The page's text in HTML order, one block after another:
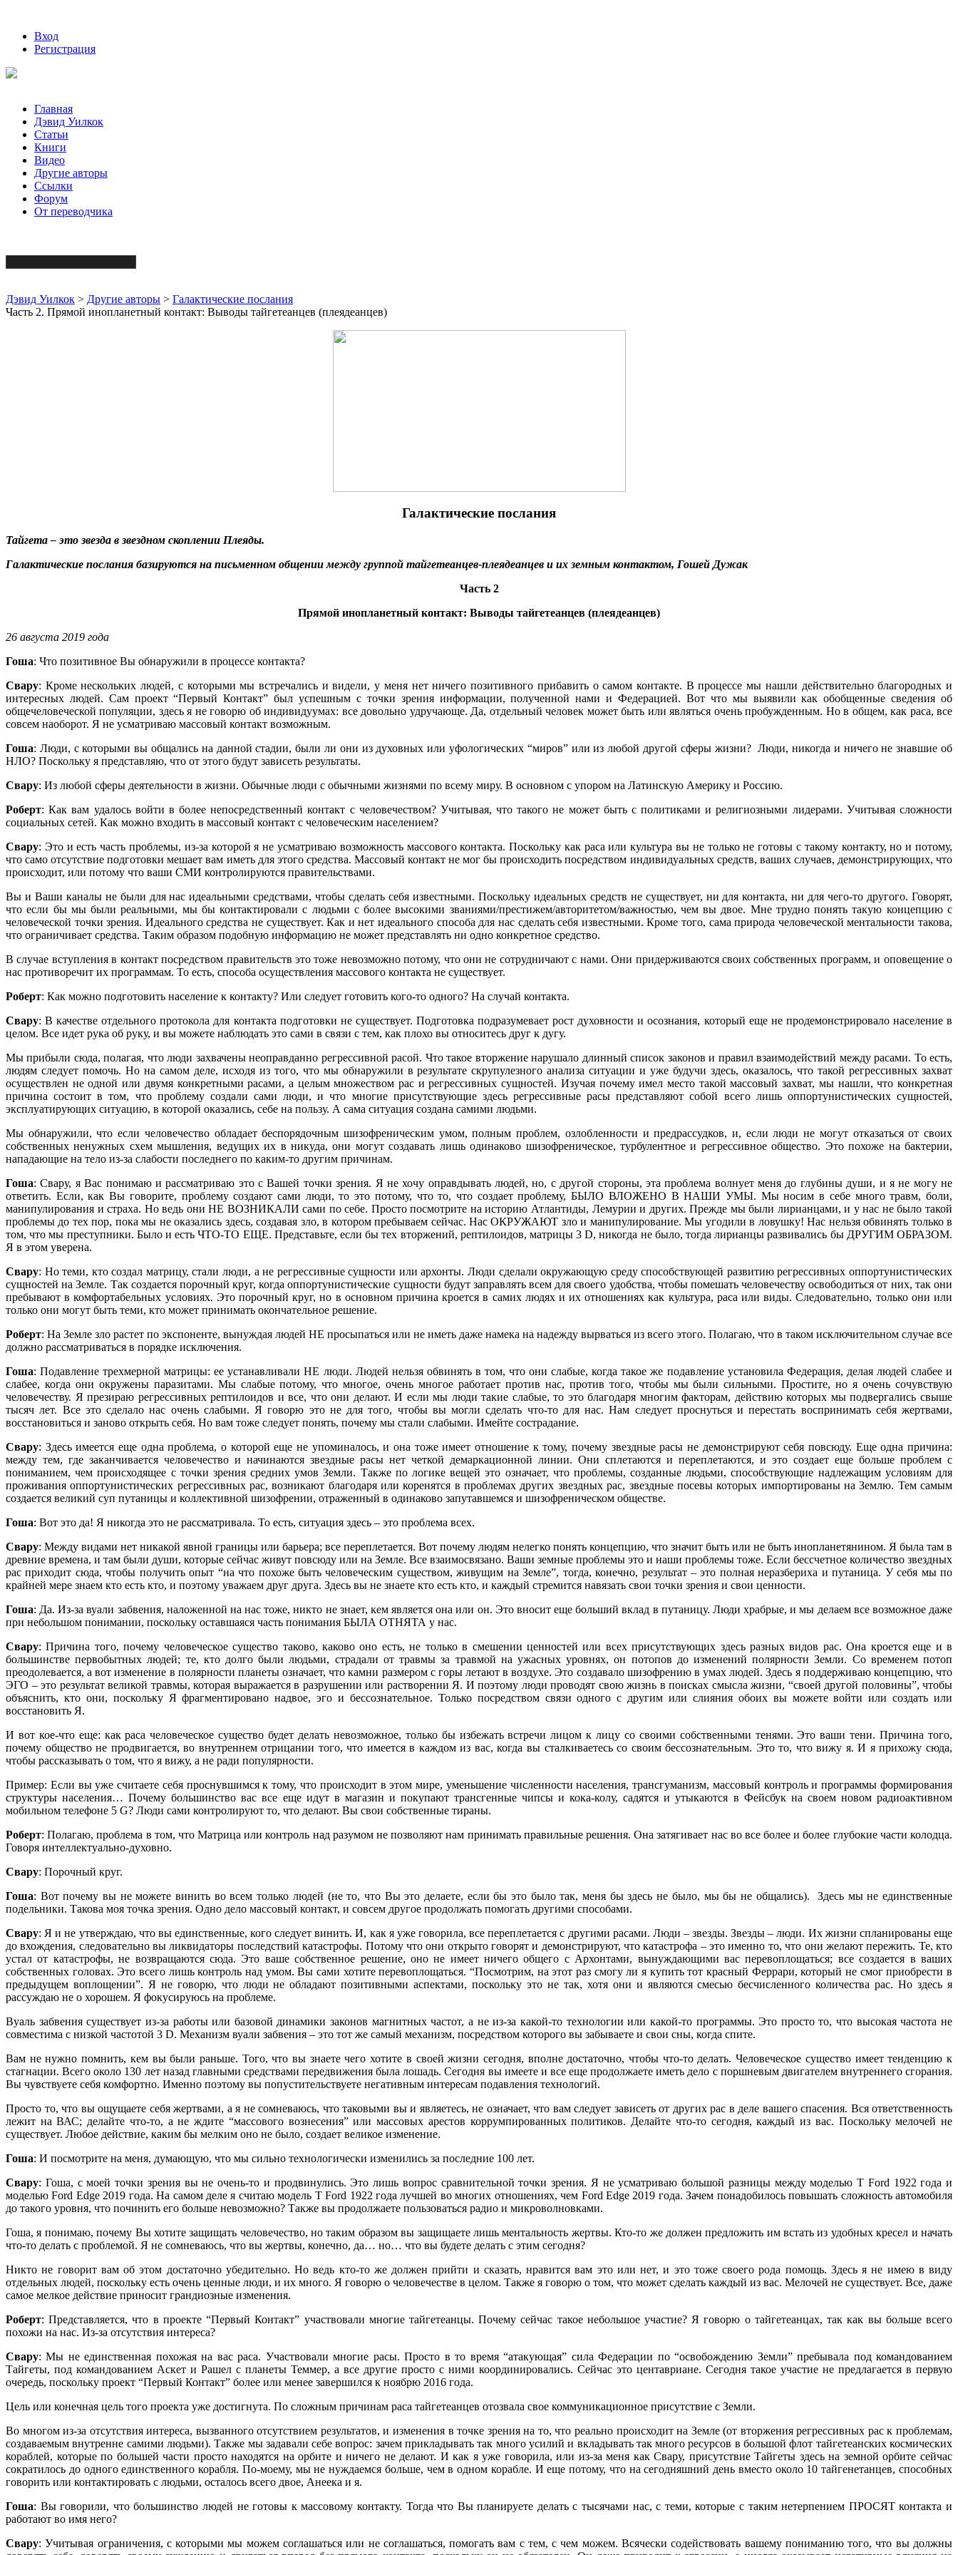
Вход
Регистрация
Главная
Дэвид Уилкок
Статьи
Книги
Видео
Другие авторы
Ссылки
Форум
От переводчика
Дэвид Уилкок > Другие авторы > Галактические послания
Часть 2. Прямой инопланетный контакт: Выводы тайгетеанцев (плеядеанцев)
Галактические послания
Тайгета – это звезда в звездном скоплении Плеяды.
Галактические послания базируются на письменном общении между группой тайгетеанцев-плеядеанцев и их земным контактом, Гошей Дужак
Часть 2
Прямой инопланетный контакт: Выводы тайгетеанцев (плеядеанцев)
26 августа 2019 года
Гоша: Что позитивное Вы обнаружили в процессе контакта?
Свару: Кроме нескольких людей, с которыми мы встречались и видели, у меня нет ничего позитивного прибавить о самом контакте. В процессе мы нашли действительно благородных и
интересных людей. Сам проект “Первый Контакт” был успешным с точки зрения информации, полученной нами и Федерацией. Вот что мы выявили как обобщенные сведения об
общечеловеческой популяции, здесь я не говорю об индивидуумах: все довольно удручающе. Да, отдельный человек может быть или являться очень пробужденным. Но в общем, как раса, все
совсем наоборот. Я не усматриваю массовый контакт возможным.
Гоша: Люди, с которыми вы общались на данной стадии, были ли они из духовных или уфологических “миров” или из любой другой сферы жизни? Люди, никогда и ничего не знавшие об
НЛО? Поскольку я представляю, что от этого будут зависеть результаты.
Свару: Из любой сферы деятельности в жизни. Обычные люди с обычными жизнями по всему миру. В основном с упором на Латинскую Америку и Россию.
Роберт: Как вам удалось войти в более непосредственный контакт с человечеством? Учитывая, что такого не может быть с политиками и религиозными лидерами. Учитывая сложности
социальных сетей. Как можно входить в массовый контакт с человеческим населением?
Свару: Это и есть часть проблемы, из-за которой я не усматриваю возможность массового контакта. Поскольку как раса или культура вы не только не готовы с такому контакту, но и потому,
что само отсутствие подготовки мешает вам иметь для этого средства. Массовый контакт не мог бы происходить посредством индивидуальных средств, ваших случаев, демонстрирующих, что
происходит, или потому что ваши СМИ контролируются правительствами.
Вы и Ваши каналы не были для нас идеальными средствами, чтобы сделать себя известными. Поскольку идеальных средств не существует, ни для контакта, ни для чего-то другого. Говорят,
что если бы мы были реальными, мы бы контактировали с людьми с более высокими званиями/престижем/авторитетом/важностью, чем вы двое. Мне трудно понять такую концепцию с
человеческой точки зрения. Идеального средства не существует. Как и нет идеального способа для нас сделать себя известными. Кроме того, сама природа человеческой ментальности такова,
что ограничивает средства. Таким образом подобную информацию не может представлять ни одно конкретное средство.
В случае вступления в контакт посредством правительств это тоже невозможно потому, что они не сотрудничают с нами. Они придерживаются своих собственных программ, и оповещение о
нас противоречит их программам. То есть, способа осуществления массового контакта не существует.
Роберт: Как можно подготовить население к контакту? Или следует готовить кого-то одного? На случай контакта.
Свару: В качестве отдельного протокола для контакта подготовки не существует. Подготовка подразумевает рост духовности и осознания, который еще не продемонстрировало население в
целом. Все идет рука об руку, и вы можете наблюдать это сами в связи с тем, как плохо вы относитесь друг к дугу.
Мы прибыли сюда, полагая, что люди захвачены неоправданно регрессивной расой. Что такое вторжение нарушало длинный список законов и правил взаимодействий между расами. То есть,
людям следует помочь. Но на самом деле, исходя из того, что мы обнаружили в результате скрупулезного анализа ситуации и уже будучи здесь, оказалось, что такой регрессивных захват
осуществлен не одной или двумя конкретными расами, а целым множеством рас и регрессивных сущностей. Изучая почему имел место такой массовый захват, мы нашли, что конкретная
причина состоит в том, что проблему создали сами люди, и что многие присутствующие здесь регрессивные расы представляют собой всего лишь оппортунистических сущностей,
эксплуатирующих ситуацию, в которой оказались, себе на пользу. А сама ситуация создана самими людьми.
Мы обнаружили, что если человечество обладает беспорядочным шизофреническим умом, полным проблем, озлобленности и предрассудков, и, если люди не могут отказаться от своих
собственных ненужных схем мышления, ведущих их в никуда, они могут создавать лишь одинаково шизофреническое, турбулентное и регрессивное общество. Это похоже на бактерии,
нападающие на тело из-за слабости последнего по каким-то другим причинам.
Гоша: Свару, я Вас понимаю и рассматриваю это с Вашей точки зрения. Я не хочу оправдывать людей, но, с другой стороны, эта проблема волнует меня до глубины души, и я не могу не
ответить. Если, как Вы говорите, проблему создают сами люди, то это потому, что то, что создает проблему, БЫЛО ВЛОЖЕНО В НАШИ УМЫ. Мы носим в себе много травм, боли,
манипулирования и страха. Но ведь они НЕ ВОЗНИКАЛИ сами по себе. Просто посмотрите на историю Атлантиды, Лемурии и других. Прежде мы были лирианцами, и у нас не было такой
проблемы до тех пор, пока мы не оказались здесь, создавая зло, в котором пребываем сейчас. Нас ОКРУЖАЮТ зло и манипулирование. Мы угодили в ловушку! Нас нельзя обвинять только в
том, что мы преступники. Было и есть ЧТО-ТО ЕЩЕ. Представьте, если бы тех вторжений, рептилоидов, матрицы 3 D, никогда не было, тогда лирианцы развивались бы ДРУГИМ ОБРАЗОМ.
Я в этом уверена.
Свару: Но теми, кто создал матрицу, стали люди, а не регрессивные сущности или архонты. Люди сделали окружающую среду способствующей развитию регрессивных оппортунистических
сущностей на Земле. Так создается порочный круг, когда оппортунистические сущности будут заправлять всем для своего удобства, чтобы помешать человечеству освободиться от них, так они
пребывают в комфортабельных условиях. Это порочный круг, но в основном причина кроется в самих людях и их отношениях как культура, раса или виды. Следовательно, только они или
только они могут быть теми, кто может принимать окончательное решение.
Роберт: На Земле зло растет по экспоненте, вынуждая людей НЕ просыпаться или не иметь даже намека на надежду вырваться из всего этого. Полагаю, что в таком исключительном случае все
должно рассматриваться в порядке исключения.
Гоша: Подавление трехмерной матрицы: ее устанавливали НЕ люди. Людей нельзя обвинять в том, что они слабые, когда такое же подавление установила Федерация, делая людей слабее и
слабее, когда они окружены паразитами. Мы слабые потому, что многое, очень многое работает против нас, против того, чтобы мы были сильными. Простите, но я очень сочувствую
человечеству. Я презираю регрессивных рептилоидов и все, что они делают. И если мы люди такие слабые, то это благодаря многим факторам, действию которых мы подвергались свыше
тысяч лет. Все это сделало нас очень слабыми. Я говорю это не для того, чтобы вы могли сделать что-то для нас. Нам следует проснуться и перестать воспринимать себя жертвами,
восстановиться и заново открыть себя. Но вам тоже следует понять, почему мы стали слабыми. Имейте сострадание.
Свару: Здесь имеется еще одна проблема, о которой еще не упоминалось, и она тоже имеет отношение к тому, почему звездные расы не демонстрируют себя повсюду. Еще одна причина:
между тем, где заканчивается человечество и начинаются звездные расы нет четкой демаркационной линии. Они сплетаются и переплетаются, и это создает еще больше проблем с
пониманием, чем происходящее с точки зрения средних умов Земли. Также по логике вещей это означает, что проблемы, созданные людьми, способствующие надлежащим условиям для
проживания оппортунистических регрессивных рас, возникают благодаря или коренятся в проблемах других звездных рас, звездные посевы которых импортированы на Землю. Тем самым
создается великий суп путаницы и коллективной шизофрении, отраженный в одинаково запутавшемся и шизофреническом обществе.
Гоша: Вот это да! Я никогда это не рассматривала. То есть, ситуация здесь – это проблема всех.
Свару: Между видами нет никакой явной границы или барьера; все переплетается. Вот почему людям нелегко понять концепцию, что значит быть или не быть инопланетянином. Я была там в
древние времена, и там были души, которые сейчас живут повсюду или на Земле. Все взаимосвязано. Ваши земные проблемы это и наши проблемы тоже. Если бессчетное количество звездных
рас приходит сюда, чтобы получить опыт “на что похоже быть человеческим существом, живущим на Земле”, тогда, конечно, результат – это полная неразбериха и путаница. У себя мы по
крайней мере знаем кто есть кто, и поэтому уважаем друг друга. Здесь вы не знаете кто есть кто, и каждый стремится навязать свои точки зрения и свои ценности.
Гоша: Да. Из-за вуали забвения, наложенной на нас тоже, никто не знает, кем является она или он. Это вносит еще больший вклад в путаницу. Люди храбрые, и мы делаем все возможное даже
при небольшом понимании, поскольку оставшаяся часть понимания БЫЛА ОТНЯТА у нас.
Свару: Причина того, почему человеческое существо таково, каково оно есть, не только в смешении ценностей или всех присутствующих здесь разных видов рас. Она кроется еще и в
большинстве первобытных людей; те, кто долго были людьми, страдали от травмы за травмой на ужасных уровнях, он потопов до изменений полярности Земли. Со временем потоп
преодолевается, а вот изменение в полярности планеты означает, что камни размером с горы летают в воздухе. Это создавало шизофрению в умах людей. Здесь я поддерживаю концепцию, что
ЭГО – это результат великой травмы, которая выражается в разрушении или растворении Я. И поэтому люди проводят свою жизнь в поисках смысла жизни, “своей другой половины”, чтобы
объяснить, кто они, поскольку Я фрагментировано надвое, эго и бессознательное. Только посредством связи одного с другим или слияния обоих вы можете войти или создать или
восстановить Я.
И вот кое-что еще: как раса человеческое существо будет делать невозможное, только бы избежать встречи лицом к лицу со своими собственными тенями. Это ваши тени. Причина того,
почему общество не продвигается, во внутреннем отрицании того, что имеется в каждом из вас, когда вы сталкиваетесь со своим бессознательным. Это то, что вижу я. И я прихожу сюда,
чтобы рассказывать о том, что я вижу, а не ради популярности.
Пример: Если вы уже считаете себя проснувшимся к тому, что происходит в этом мире, уменьшение численности населения, трансгуманизм, массовый контроль и программы формирования
структуры населения… Почему большинство вас все еще идут в магазин и покупают трансгенные чипсы и кока-колу, садятся и утыкаются в Фейсбук на своем новом радиоактивном
мобильном телефоне 5 G? Люди сами контролируют то, что делают. Вы свои собственные тираны.
Роберт: Полагаю, проблема в том, что Матрица или контроль над разумом не позволяют нам принимать правильные решения. Она затягивает нас во все более и более глубокие части колодца.
Говоря интеллектуально-духовно.
Свару: Порочный круг.
Гоша: Вот почему вы не можете винить во всем только людей (не то, что Вы это делаете, если бы это было так, меня бы здесь не было, мы бы не общались).
Здесь мы не единственные
подельники. Такова моя точка зрения. Одно дело массовый контакт, и совсем другое продолжать помогать другими способами.
Свару: Я и не утверждаю, что вы единственные, кого следует винить. И, как я уже говорила, все переплетается с другими расами. Люди – звезды. Звезды – люди. Их жизни спланированы еще
до вхождения, следовательно вы ликвидаторы последствий катастрофы. Потому что они открыто говорят и демонстрируют, что катастрофа – это именно то, что они желают пережить. Те, кто
устал от катастрофы, не возвращаются сюда. Это ваше собственное решение, оно не имеет ничего общего с Архонтами, вынуждающими вас перевоплощаться; все создается в ваших
собственных головах. Это всего лишь контроль над умом. Вы сами хотите перевоплощаться. “Посмотрим, на этот раз смогу ли я купить тот красный Феррари, который не смог приобрести в
предыдущем воплощении”. Я не говорю, что люди не обладают позитивными аспектами, поскольку это не так, хотя они и являются смесью бесчисленного количества рас. Но здесь я
рассуждаю не о хорошем. Я фокусируюсь на проблеме.
Вуаль забвения существует из-за работы или базовой динамики законов магнитных частот, а не из-за какой-то технологии или какой-то программы. Это просто то, что высокая частота не
совместима с низкой частотой 3 D. Механизм вуали забвения – это тот же самый механизм, посредством которого вы забываете и свои сны, когда спите.
Вам не нужно помнить, кем вы были раньше. Того, что вы знаете чего хотите в своей жизни сегодня, вполне достаточно, чтобы что-то делать. Человеческое существо имеет тенденцию к
стагнации. Всего около 130 лет назад главными средствами передвижения была лошадь. Сегодня вы имеете и все еще продолжаете иметь дело с поршневым двигателем внутреннего сгорания.
Вы чувствуете себя комфортно. Именно поэтому вы попустительствуете негативным интересам подавления технологий.
Просто то, что вы ощущаете себя жертвами, а я не сомневаюсь, что таковыми вы и являетесь, не означает, что вам следует зависеть от других рас в деле вашего спасения. Вся ответственность
лежит на ВАС; делайте что-то, а не ждите “массового вознесения” или массовых арестов коррумпированных политиков. Делайте что-то сегодня, каждый из вас. Поскольку мелочей не
существует. Любое действие, каким бы мелким оно не было, создает великое изменение.
Гоша: И посмотрите на меня, думающую, что мы сильно технологически изменились за последние 100 лет.
Свару: Гоша, с моей точки зрения вы не очень-то и продвинулись. Это лишь вопрос сравнительной точки зрения. Я не усматриваю большой разницы между моделью Т Ford 1922 года и
моделью Ford Edge 2019 года. На самом деле я считаю модель Т Ford 1922 года лучшей во многих отношениях, чем Ford Edge 2019 года. Зачем понадобилось повышать сложность автомобиля
до такого уровня, что починить его больше невозможно? Также вы продолжаете пользоваться радио и микроволновками.
Гоша, я понимаю, почему Вы хотите защищать человечество, но таким образом вы защищаете лишь ментальность жертвы. Кто-то же должен предложить им встать из удобных кресел и начать
что-то делать с проблемой. Я не сомневаюсь, что вы жертвы, конечно, да… но… что вы будете делать с этим сегодня?
Никто не говорит вам об этом достаточно убедительно. Но ведь кто-то же должен прийти и сказать, нравится вам это или нет, и это тоже своего рода помощь. Здесь я не имею в виду
отдельных людей, поскольку есть очень ценные люди, и их много. Я говорю о человечестве в целом. Также я говорю о том, что может сделать каждый из вас. Мелочей не существует. Все, даже
самое мелкое действие приносит грандиозные изменения.
Роберт: Представляется, что в проекте “Первый Контакт” участвовали многие тайгетеанцы. Почему сейчас такое небольшое участие? Я говорю о тайгетеанцах, так как вы больше всего
похожи на нас. Из-за отсутствия интереса?
Свару: Мы не единственная похожая на вас раса. Участвовали многие расы. Просто в то время “атакующая” сила Федерации по “освобождению Земли” пребывала под командованием
Тайгеты, под командованием Аскет и Рашел с планеты Теммер, а все другие просто с ними координировались. Сейчас это центавриане. Сегодня такое участие не предлагается в первую
очередь, поскольку проект “Первый Контакт” более или менее завершился к ноябрю 2016 года.
Цель или конечная цель того проекта уже достигнута. По сложным причинам раса тайгетеанцев отозвала свое коммуникационное присутствие с Земли.
Во многом из-за отсутствия интереса, вызванного отсутствием результатов, и изменения в точке зрения на то, что реально происходит на Земле (от вторжения регрессивных рас к проблемам,
создаваемым внутренне самими людьми). Также мы задавали себе вопрос: зачем прикладывать так много усилий и вкладывать так много ресурсов в большой флот тайгетеанских космических
кораблей, которые по большей части просто находятся на орбите и ничего не делают. И как я уже говорила, или из-за меня как Свару, присутствие Тайгеты здесь на земной орбите сейчас
сократилось до одного единственного корабля. По-моему, мы не нуждаемся больше, чем в одном корабле. И еще потому, что на сегодняшний день вместо около 10 тайгенетанцев, способных
говорить или контактировать с людьми, осталось всего двое, Анеека и я.
Гоша: Вы говорили, что большинство людей не готовы к массовому контакту. Тогда что Вы планируете делать с тысячами нас, с теми, которые с таким нетерпением ПРОСЯТ контакта и
работают во имя него?
Свару: Учитывая ограничения, с которыми мы можем соглашаться или не соглашаться, помогать вам с тем, с чем можем. Всячески содействовать вашему пониманию того, что вы должны